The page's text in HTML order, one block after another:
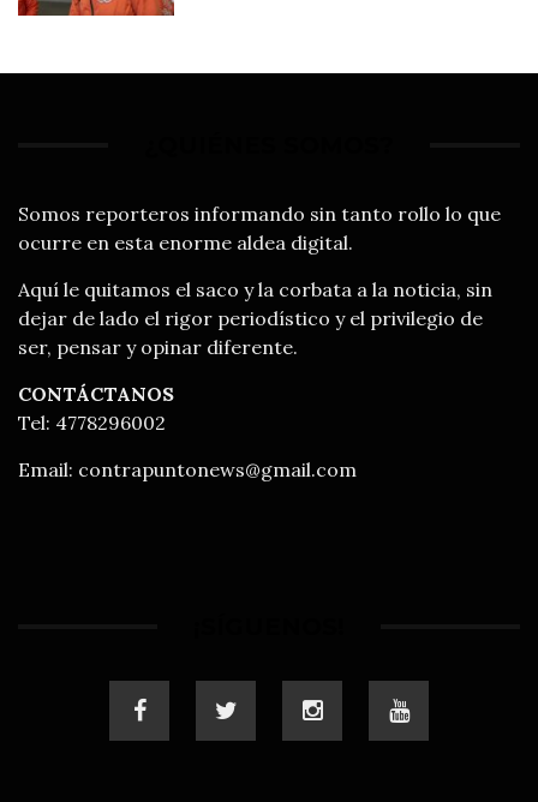
Somos reporteros informando sin tanto rollo lo que
ocurre en esta enorme aldea digital.
Aquí le quitamos el saco y la corbata a la noticia, sin
dejar de lado el rigor periodístico y el privilegio de
ser, pensar y opinar diferente.
CONTÁCTANOS
Tel: 4778296002
Email: contrapuntonews@gmail.com